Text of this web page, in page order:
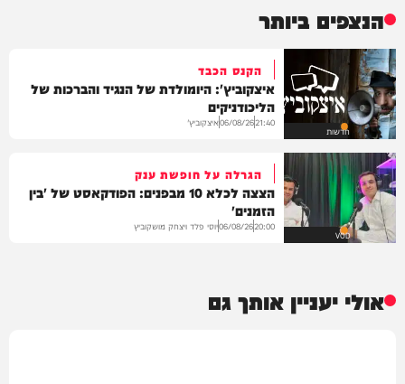
הנצפים ביותר
חדשות
הקנס הכבד
איצקוביץ': היומולדת של הנגיד והברכות של
הליכודניקים
21:40
06/08/26איצקוביץ'
VOD
הגרלה על חופשת ענק
הצצה לכלא 10 מבפנים: הפודקאסט של 'בין
הזמנים'
20:00
06/08/26יוסי פלד ויצחק מושקוביץ
אולי יעניין אותך גם